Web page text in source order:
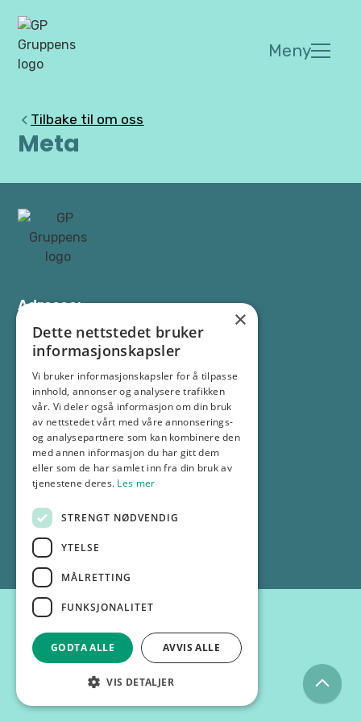
Meny
Tilbake til om oss
Meta
Adresse:
Os allé 13, 1777 Halden
Kontakt:
69 18 30 00
info@gp.no
Selskapsinformasjon
© 2025 GP
×
Dette nettstedet bruker
informasjonskapsler
Vi bruker informasjonskapsler for å tilpasse
innhold, annonser og analysere trafikken
vår. Vi deler også informasjon om din bruk
av nettstedet vårt med våre annonserings-
og analysepartnere som kan kombinere den
med annen informasjon du har gitt dem
eller som de har samlet inn fra din bruk av
tjenestene deres. Les mer
STRENGT NØDVENDIG
YTELSE
MÅLRETTING
FUNKSJONALITET
GODTA ALLE AVVIS ALLE
VIS DETALJER